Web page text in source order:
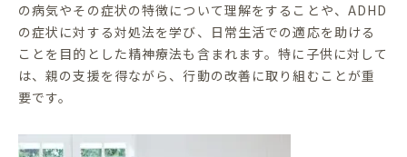
の病気やその症状の特徴について理解をすることや、ADHD
の症状に対する対処法を学び、日常生活での適応を助ける
ことを目的とした精神療法も含まれます。特に子供に対して
は、親の支援を得ながら、行動の改善に取り組むことが重
要です。